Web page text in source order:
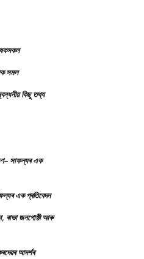
সমল
কিছু তথ্য
সাফল্যৰ এক
এক প্ৰতিবেদন
ৰাভা জনগোষ্ঠী আৰু
আদৰ্শৰ